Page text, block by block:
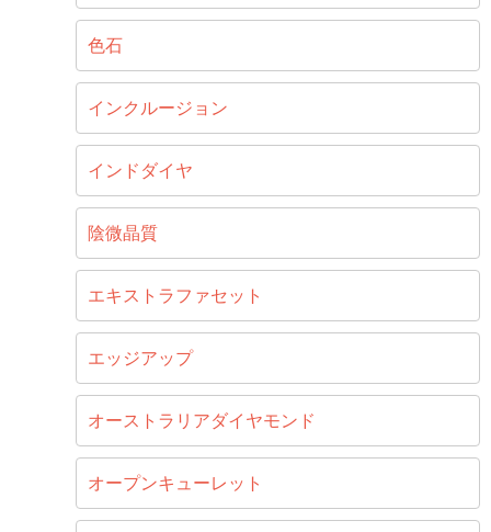
色石
インクルージョン
インドダイヤ
陰微晶質
エキストラファセット
エッジアップ
オーストラリアダイヤモンド
オープンキューレット